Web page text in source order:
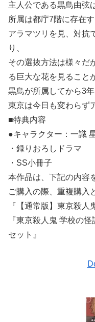
主人公である黒鳥由弦
所属は都庁7階に存在
アラマツリを見、対抗
り、
その選抜方法は様々だ
る巨大な花を見ること
黒鳥が所属してから3年
東京は今日も変わら
■特典内容
●キャラクター：一識
・録りおろしドラマ
・SS小冊子
本作品は、下記の内容
ご購入の際、重複購入
『【通常版】東京殺人
『東京殺人鬼 学校の
セット』